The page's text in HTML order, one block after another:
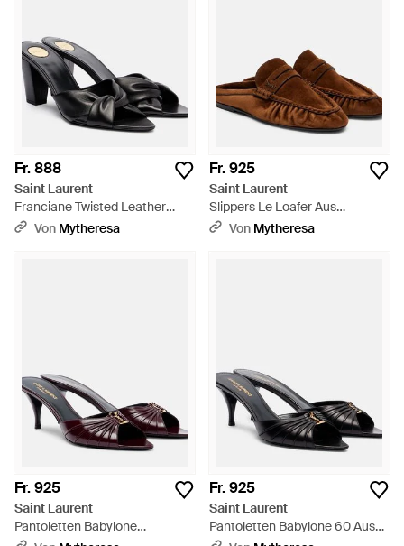
Fr. 888
Saint Laurent
Franciane Twisted Leather
Mules - Schwarz
Von Mytheresa
Fr. 925
Saint Laurent
Slippers Le Loafer Aus
Veloursleder - Braun
Von Mytheresa
Fr. 925
Saint Laurent
Pantoletten Babylone
Fr. 925
Saint Laurent
Pantoletten Babylone 60 Aus